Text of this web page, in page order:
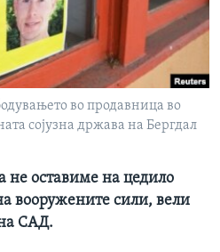
во продавница во
сојузна држава на Бергдал
не оставиме на цедило
вооружените сили, вели
САД.